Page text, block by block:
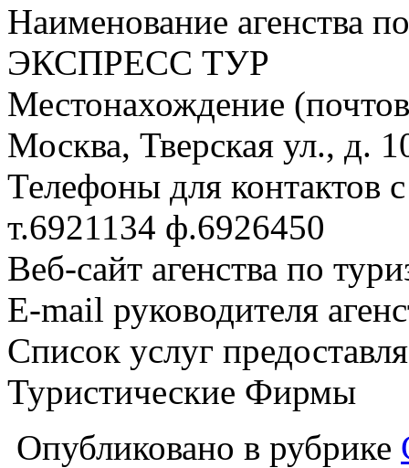
Наименование агенства
ЭКСПРЕСС ТУР
Местонахождение
Москва, Тверская ул., д.
Телефоны для контактов
т.6921134 ф.6926450
Веб-сайт агенства по
E-mail руководителя
Список услуг
Туристические Фирмы
Опубликовано в рубрике